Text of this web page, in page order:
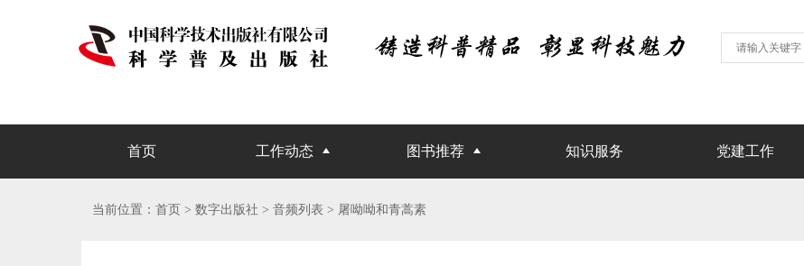
首页 工作动态 图书推荐 知识服务 党建工作
当前位置： 首页 > 数字出版社 > 音频列表 > 屠呦呦和青蒿素